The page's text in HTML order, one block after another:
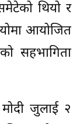
थियो र
आयोजित
सहभागिता
मोदी जुलाई २